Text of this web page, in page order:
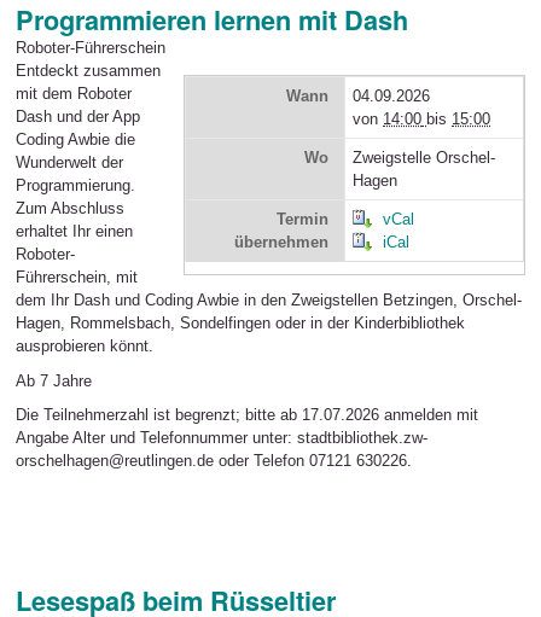
Programmieren lernen mit Dash
Roboter-Führerschein
Wann
04.09.2026
von 14:00 bis 15:00
Wo
Zweigstelle Orschel-
Hagen
Termin
übernehmen
vCal
iCal
Entdeckt zusammen
mit dem Roboter
Dash und der App
Coding Awbie die
Wunderwelt der
Programmierung.
Zum Abschluss
erhaltet Ihr einen
Roboter-
Führerschein, mit
dem Ihr Dash und Coding Awbie in den Zweigstellen Betzingen, Orschel-
Hagen, Rommelsbach, Sondelfingen oder in der Kinderbibliothek
ausprobieren könnt.
Ab 7 Jahre
Die Teilnehmerzahl ist begrenzt; bitte ab 17.07.2026 anmelden mit
Angabe Alter und Telefonnummer unter: stadtbibliothek.zw-
orschelhagen@reutlingen.de oder Telefon 07121 630226.
Lesespaß beim Rüsseltier